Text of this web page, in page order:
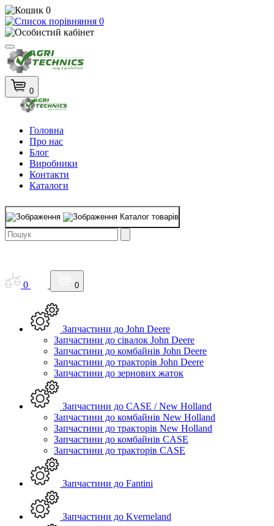
0
0
0
Головна
Про нас
Блог
Виробники
Контакти
Каталоги
Каталог товарів
0 0
Запчастини до John Deere
Запчастини до сівалок John Deere
Запчастини до комбайнів John Deere
Запчастини до тракторів John Deere
Запчастини до зернових жаток
Запчастини до CASE / New Holland
Запчастини до комбайнів New Holland
Запчастини до тракторів New Holland
Запчастини до комбайнів CASE
Запчастини до тракторів CASE
Запчастини до Fantini
Запчастини до Kverneland